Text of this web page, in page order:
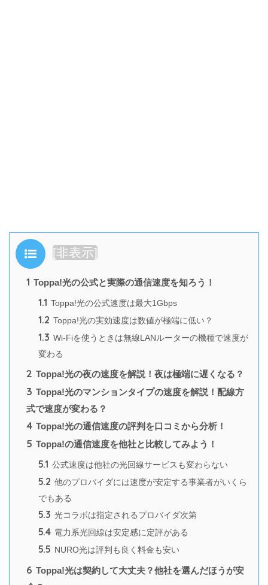
目次 [非表示]
1 Toppa!光の公式と実際の通信速度を知ろう！
1.1 Toppa!光の公式速度は最大1Gbps
1.2 Toppa!光の実効速度は数値が極端に低い？
1.3 Wi-Fiを使うときは無線LANルーターの機種で速度が
変わる
2 Toppa!光の夜の速度を解説！夜は極端に遅くなる？
3 Toppa!光のマンションタイプの速度を解説！配線方
式で速度が変わる？
4 Toppa!光の通信速度の評判を口コミから分析！
5 Toppa!の通信速度を他社と比較してみよう！
5.1 公式速度は他社の光回線サービスも変わらない
5.2 他のプロバイダには速度が安定する事業者がいくら
でもある
5.3 光コラボは指定されるプロバイダ次第
5.4 電力系光回線は安定感に定評がある
5.5 NURO光は評判も良く料金も安い
6 Toppa!光は契約して大丈夫？他社を選んだほうが安